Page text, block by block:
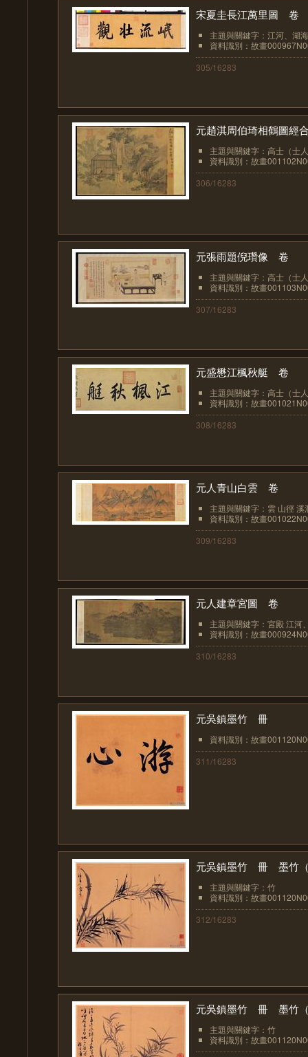
宋夏圭長江萬里圖 卷
主題與關鍵字：江河、湖
資料識別：故畫
305/16283
元趙淇周伯琦相鶴圖經
主題與關鍵字：高士（士
資料識別：故畫
306/16283
元張雨題倪瓚像 卷
主題與關鍵字：高士（士
資料識別：故畫
307/16283
元盛懋江楓秋艇 卷
主題與關鍵字：高士（士
資料識別：故畫
308/16283
元人青山白雲 卷
主題與關鍵字：雲 山徑
資料識別：故畫
309/16283
元人建章宮圖 卷
主題與關鍵字：宮殿 江河
資料識別：故畫
310/16283
元吳鎮墨竹 冊
資料識別：故畫
311/16283
元吳鎮墨竹 冊 墨竹
主題與關鍵字：竹
資料識別：故畫
312/16283
元吳鎮墨竹 冊 墨竹
主題與關鍵字：竹
資料識別：故畫